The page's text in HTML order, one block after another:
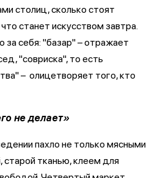
столиц, сколько стоят
станет искусством завтра.
за себя: "базар" – отражает
"совриска", то есть
– олицетворяет того, кто
не делает»
пахло не только мясными
старой тканью, клеем для